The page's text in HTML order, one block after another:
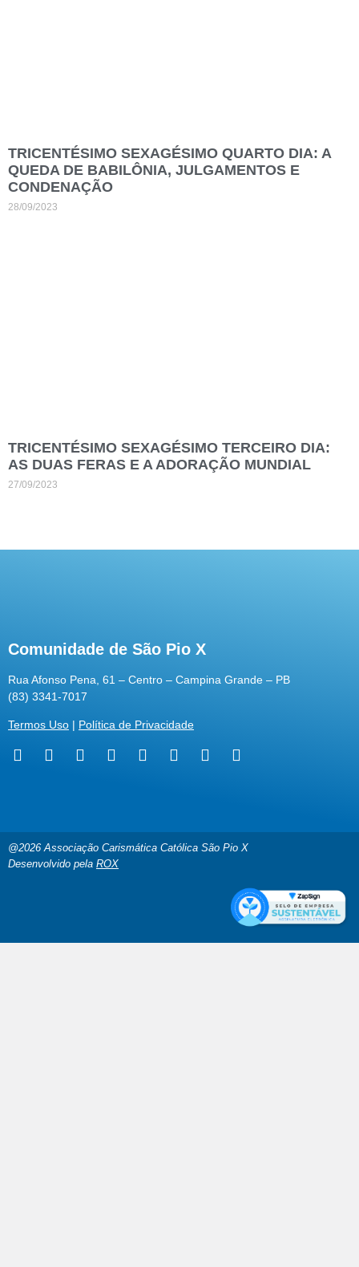
TRICENTÉSIMO SEXAGÉSIMO QUARTO DIA: A
QUEDA DE BABILÔNIA, JULGAMENTOS E
CONDENAÇÃO
28/09/2023
TRICENTÉSIMO SEXAGÉSIMO TERCEIRO DIA:
AS DUAS FERAS E A ADORAÇÃO MUNDIAL
27/09/2023
Comunidade de São Pio X
Rua Afonso Pena, 61 – Centro – Campina Grande – PB
(83) 3341-7017
Termos Uso | Política de Privacidade
@2026 Associação Carismática Católica São Pio X
Desenvolvido pela ROX